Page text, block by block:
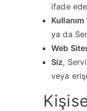
ifade
ya da
Web
Siz,
veya